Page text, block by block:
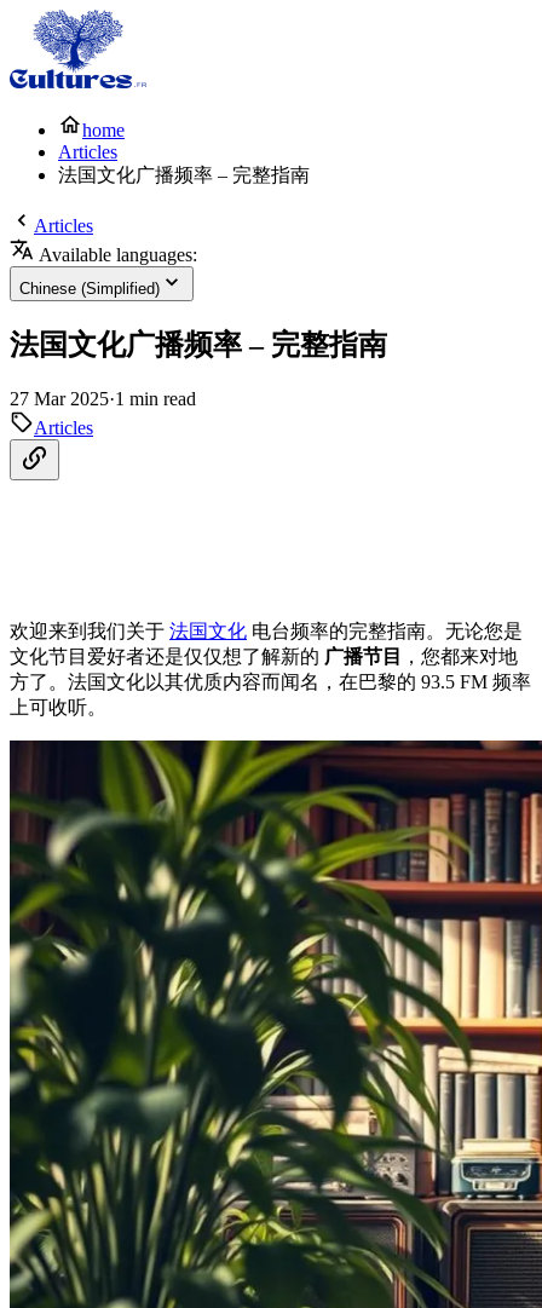
home
Articles
法国文化广播频率 – 完整指南
Articles
Available languages:
Chinese (Simplified)
法国文化广播频率 – 完整指南
27 Mar 2025·1 min read
Articles
欢迎来到我们关于 法国文化 电台频率的完整指南。无论您是
文化节目爱好者还是仅仅想了解新的 广播节目
，您都来对地
方了。法国文化以其优质内容而闻名，在巴黎的 93.5 FM 频率
上可收听。